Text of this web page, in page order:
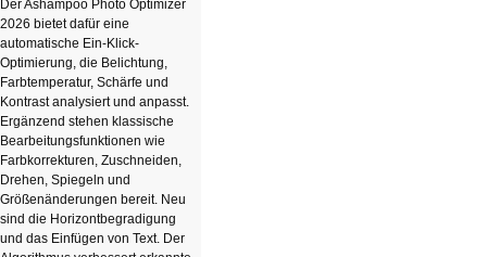
Der Ashampoo Photo Optimizer
2026 bietet dafür eine
automatische Ein-Klick-
Optimierung, die Belichtung,
Farbtemperatur, Schärfe und
Kontrast analysiert und anpasst.
Ergänzend stehen klassische
Bearbeitungsfunktionen wie
Farbkorrekturen, Zuschneiden,
Drehen, Spiegeln und
Größenänderungen bereit. Neu
sind die Horizontbegradigung
und das Einfügen von Text. Der